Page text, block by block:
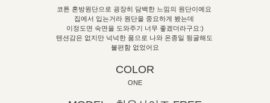
코튼 혼방원단으로 굉장히 담백한 느낌의 원단이예요
집에서 입는거라 원단을 중요하게 봤는데
이정도면 숙면을 도와주기 너무 좋겠더라구요:)
텐션감은 없지만 넉넉한 품으로 나와 온종일 뒹굴해도
불편함 없었어요
COLOR
ONE